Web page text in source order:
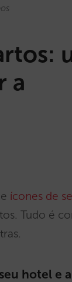
a
e ícones de
Tudo é
hotel e